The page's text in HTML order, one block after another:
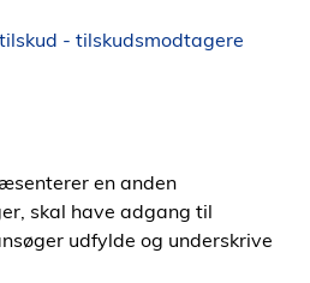
- tilskudsmodtagere
en anden
skal have adgang til
udfylde og underskrive